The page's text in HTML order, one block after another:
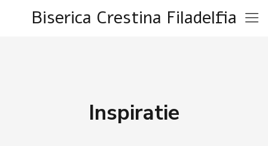
Biserica Crestina Filadelfia
Inspiratie